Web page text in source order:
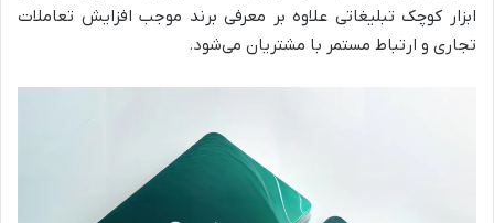
ابزار کوچک تبلیغاتی علاوه بر معرفی برند موجب افزایش تعاملات
تجاری و ارتباط مستمر با مشتریان می‌شود.